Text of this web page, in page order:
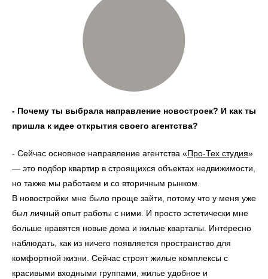
- Почему ты выбрала направление новостроек? И как ты
пришла к идее открытия своего агентства?
- Сейчас основное направление агентства «Про-Тех студия»
— это подбор квартир в строящихся объектах недвижимости,
но также мы работаем и со вторичным рынком.
В новостройки мне было проще зайти, потому что у меня уже
был личный опыт работы с ними. И просто эстетически мне
больше нравятся новые дома и жилые кварталы. Интересно
наблюдать, как из ничего появляется пространство для
комфортной жизни. Сейчас строят жилые комплексы с
красивыми входными группами, жилье удобное и